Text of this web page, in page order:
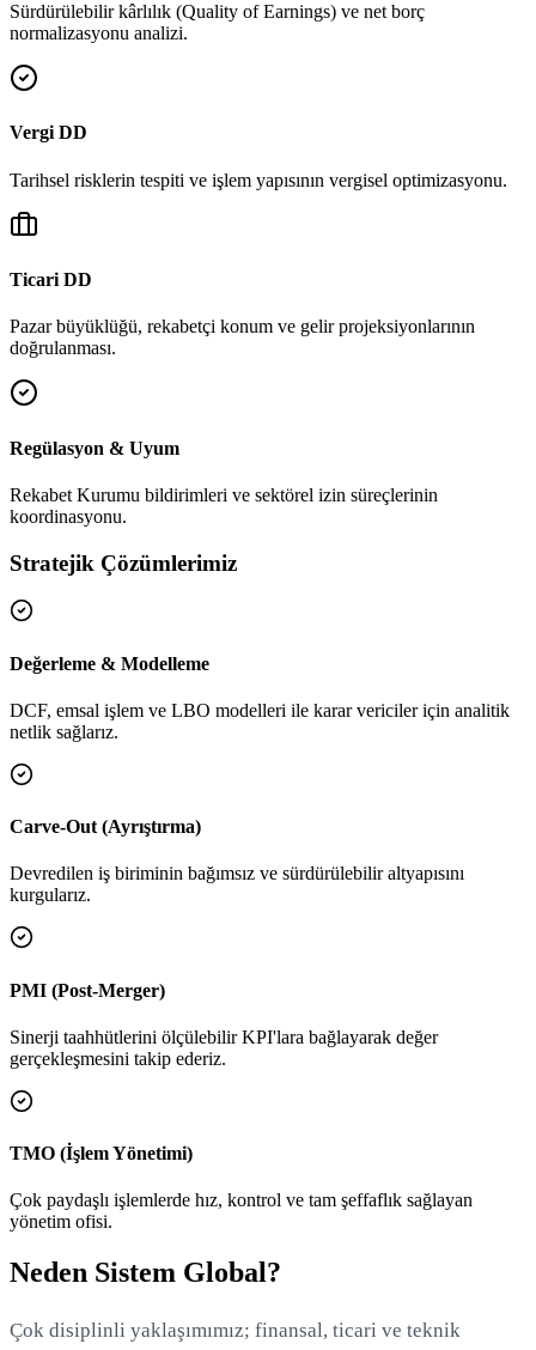
Sürdürülebilir kârlılık (Quality of Earnings) ve net borç
normalizasyonu analizi.
Vergi DD
Tarihsel risklerin tespiti ve işlem yapısının vergisel optimizasyonu.
Ticari DD
Pazar büyüklüğü, rekabetçi konum ve gelir projeksiyonlarının
doğrulanması.
Regülasyon & Uyum
Rekabet Kurumu bildirimleri ve sektörel izin süreçlerinin
koordinasyonu.
Stratejik Çözümlerimiz
Değerleme & Modelleme
DCF, emsal işlem ve LBO modelleri ile karar vericiler için analitik
netlik sağlarız.
Carve-Out (Ayrıştırma)
Devredilen iş biriminin bağımsız ve sürdürülebilir altyapısını
kurgularız.
PMI (Post-Merger)
Sinerji taahhütlerini ölçülebilir KPI'lara bağlayarak değer
gerçekleşmesini takip ederiz.
TMO (İşlem Yönetimi)
Çok paydaşlı işlemlerde hız, kontrol ve tam şeffaflık sağlayan
yönetim ofisi.
Neden Sistem Global?
Çok disiplinli yaklaşımımız; finansal, ticari ve teknik